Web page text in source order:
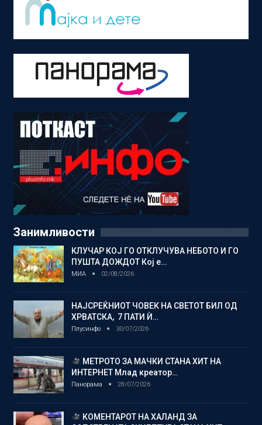
Занимливости
КЛУЧАР КОЈ ГО ОТКЛУЧУВА НЕБОТО И ГО
ПУШТА ДОЖДОТ Кој е…
МИА 02/08/2026
НАЈСРЕЌНИОТ ЧОВЕК НА СВЕТОТ БИЛ ОД
ХРВАТСКА, 7 ПАТИ Ѝ…
Плусинфо 30/07/2026
МЕТРОТО ЗА МАЧКИ СТАНА ХИТ НА
ИНТЕРНЕТ Млад креатор…
Панорама 28/07/2026
КОМЕНТАРОТ НА ХАЛАНД ЗА